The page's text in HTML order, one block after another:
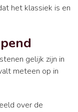
het klassiek is en
gelijk zijn in
meteen op in
over de